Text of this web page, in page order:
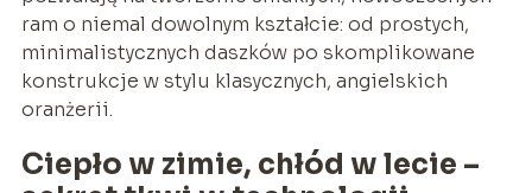
ram o niemal dowolnym kształcie: od prostych,
minimalistycznych daszków po skomplikowane
konstrukcje w stylu klasycznych, angielskich
oranżerii.
Ciepło w zimie, chłód w lecie –